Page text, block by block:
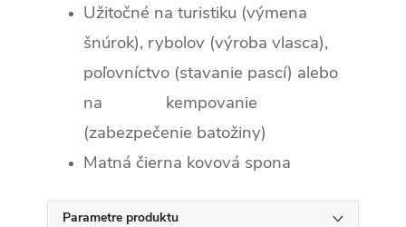
Užitočné na turistiku (výmena
šnúrok), rybolov (výroba vlasca),
poľovníctvo (stavanie pascí) alebo
na kempovanie
(zabezpečenie batožiny)
Matná čierna kovová spona
Parametre produktu